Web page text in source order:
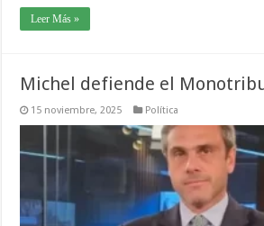
Leer Más »
Michel defiende el
15 noviembre, 2025 Política